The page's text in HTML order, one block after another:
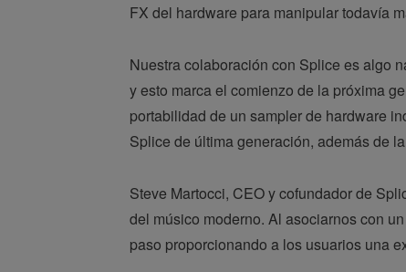
FX del hardware para manipular todavía
Nuestra colaboración con Splice es algo
y esto marca el comienzo de la próxima
portabilidad de un sampler de hardware
Splice de última generación, además de
Steve Martocci, CEO y cofundador de
del músico moderno. Al asociarnos con
paso proporcionando a los usuarios una